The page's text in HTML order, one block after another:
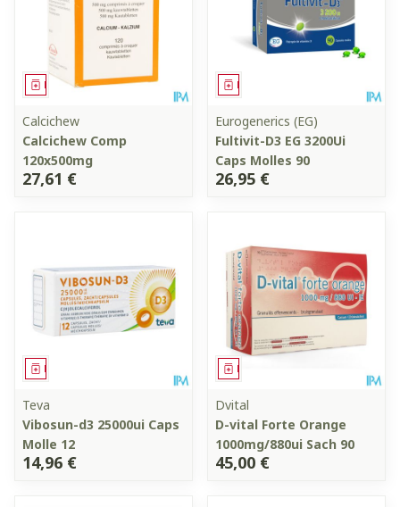
Médicament
Calcichew
Calcichew Comp
120x500mg
27,61 €
Médicament
Eurogenerics (EG)
Fultivit-D3 EG 3200Ui
Caps Molles 90
26,95 €
Médicament
Teva
Vibosun-d3 25000ui Caps
Molle 12
14,96 €
Médicament
Dvital
D-vital Forte Orange
1000mg/880ui Sach 90
45,00 €